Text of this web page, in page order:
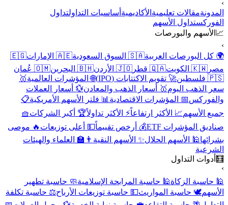
المدونةمقالات تعليميةالأكاديميةأساسيات التداولتداول
الفوركستداول الأسهم
📈الأسهم والبورصات
🌍 كل البورصات العربية🇸🇦 السوق السعودية 🇦🇪 الإمارات
🇪🇬
مصر 🇰🇼 الكويت 🇶🇦 قطر 🇯🇴 الأردن 🇧🇭 البحرين
🇴🇲 عُمان
🇵🇸 فلسطين
🚀 تقويم الاكتتابات (IPO) 🌐 المؤشرات العالمية🥇
سعر الذهب اليوم🥇 أسعار الذهب والمعادن💱 أسعار العملات
والفوركس 📅 المؤشرات الاقتصادية📊 فلتر الأسهم الأمريكية📋
جميع الأسهم📈 الأكثر ارتفاعاً⚡ الأكثر تداولاً🏆 أكبر الشركات🧺
صناديق المؤشرات ETF
💰 أرخص تقييماً💵 أعلى توزيعات🔥 موصى
بشرائها🕌 الأسهم الحلال ✨ الأسهم النقية👨‍🏫 العلماء والهيئات
الشرعية
🧮أدوات التداول
🕌 حاسبة الزكاة🕌 حاسبة المرابحة الإسلامية🧼 حاسبة تطهير
الأسهم🕊️ حاسبة المواريث💵 حاسبة توزيعات الأرباح⚖️ حاسبة تكلفة